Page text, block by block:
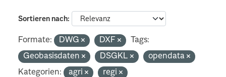
Sortieren nach
Formate: DWG DXF
Tags:
Geobasisdaten
DSGKL
opendata
Kategorien:
agri regi